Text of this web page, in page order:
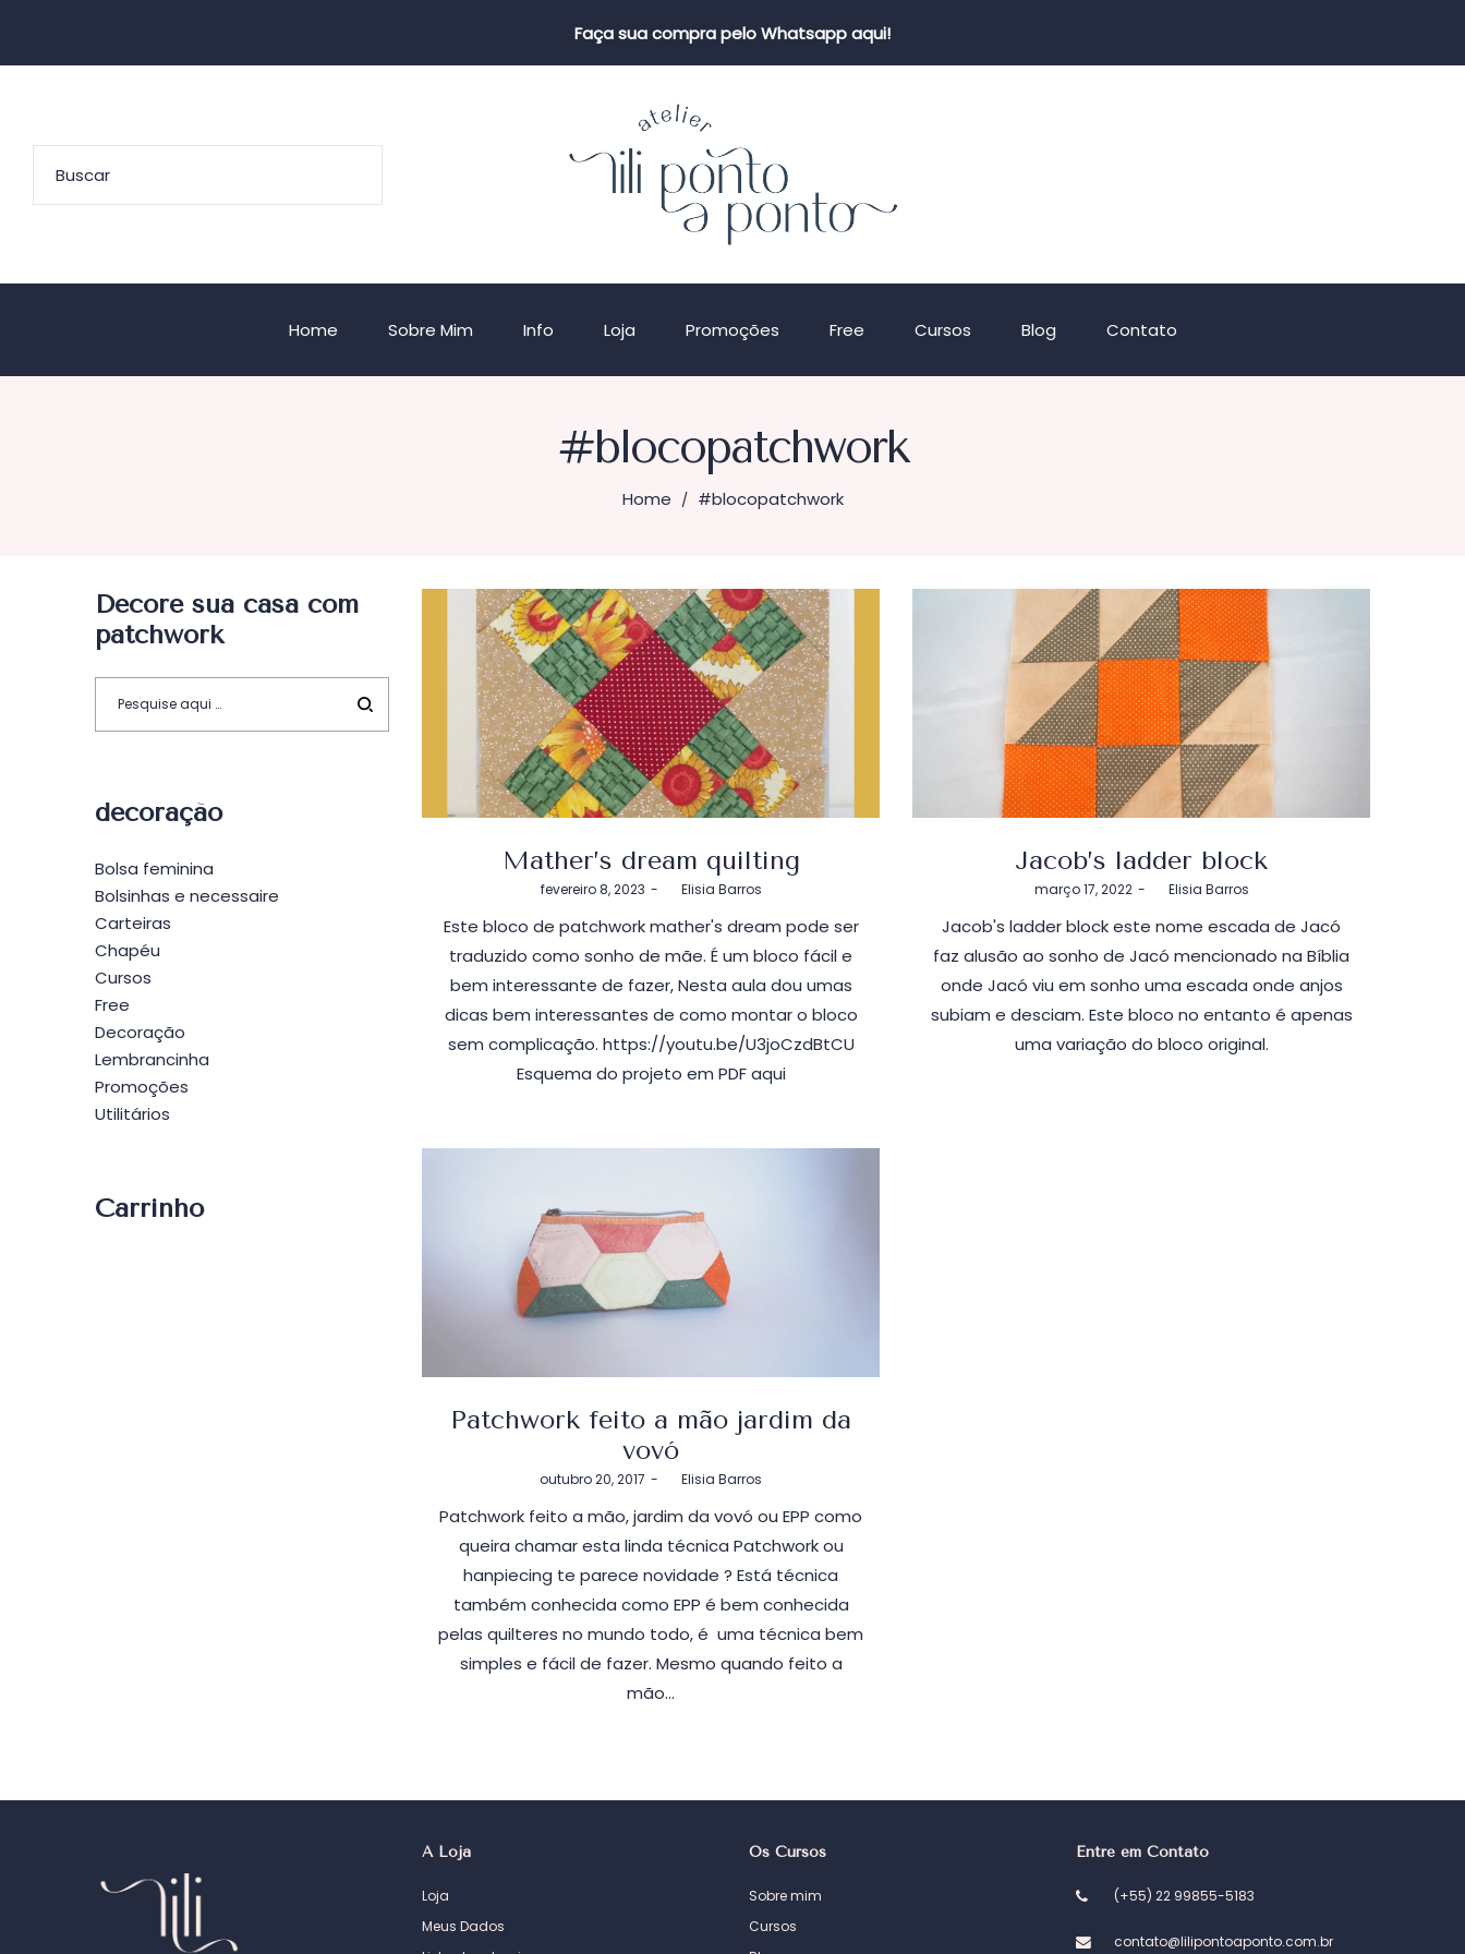
Faça sua compra pelo Whatsapp aqui!
Home Sobre Mim Info Loja Promoções Free Cursos Blog Contato
#blocopatchwork
Home / #blocopatchwork
Mather’s dream quilting
Postado
fevereiro 8, 2023 byElisia Barros
Este bloco de patchwork mather's dream pode ser
traduzido como sonho de mãe. É um bloco fácil e
bem interessante de fazer, Nesta aula dou umas
dicas bem interessantes de como montar o bloco
sem complicação. https://youtu.be/U3joCzdBtCU
Esquema do projeto em PDF aqui
Jacob’s ladder block
Postado
março 17, 2022 byElisia Barros
Jacob's ladder block este nome escada de Jacó
faz alusão ao sonho de Jacó mencionado na Bíblia
onde Jacó viu em sonho uma escada onde anjos
subiam e desciam. Este bloco no entanto é apenas
uma variação do bloco original.
Patchwork feito a mão jardim da
vovó
Postado
outubro 20, 2017 byElisia Barros
Patchwork feito a mão, jardim da vovó ou EPP como
queira chamar esta linda técnica Patchwork ou
hanpiecing te parece novidade ? Está técnica
também conhecida como EPP é bem conhecida
pelas quilteres no mundo todo, é uma técnica bem
simples e fácil de fazer. Mesmo quando feito a
mão…
Decore sua casa com
patchwork
decoração
Bolsa feminina
Bolsinhas e necessaire
Carteiras
Chapéu
Cursos
Free
Decoração
Lembrancinha
Promoções
Utilitários
Carrinho
A Loja
Loja
Meus Dados
Os Cursos
Sobre mim
Cursos
Entre em Contato
(+55) 22 99855-5183
contato@lilipontoaponto.com.br